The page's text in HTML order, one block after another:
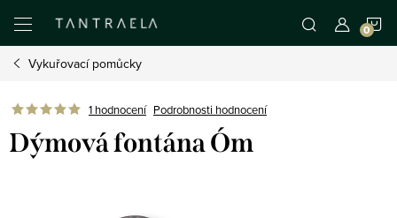
obsah
Vykuřovací pomůcky
1 hodnocení Podrobnosti hodnocení
Dýmová fontána Óm